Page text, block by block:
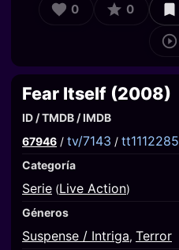
0 0
Fear Itself (2008)
ID / TMDB / IMDB
67946 / tv/7143 / tt1112285
Categoría
Serie (Live Action)
Géneros
Suspense / Intriga, Terror